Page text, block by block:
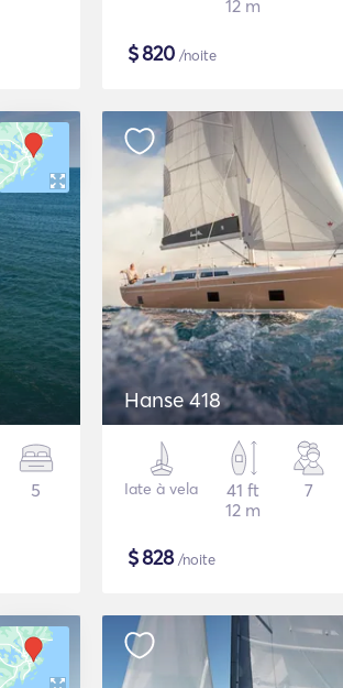
12 m
$820 /noite
5
Hanse 418
Iate à vela
41 ft
12 m
7
$828/noite